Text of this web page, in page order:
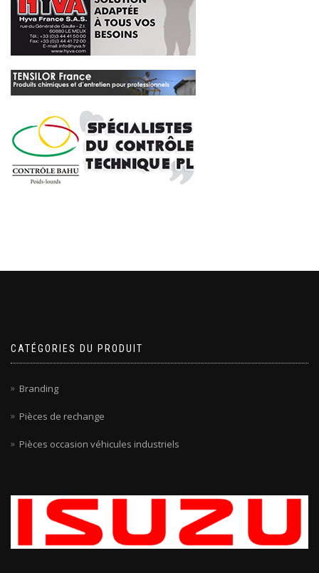
CATÉGORIES DU PRODUIT
Branding
Pièces de rechange
Pièces occasion véhicules industriels